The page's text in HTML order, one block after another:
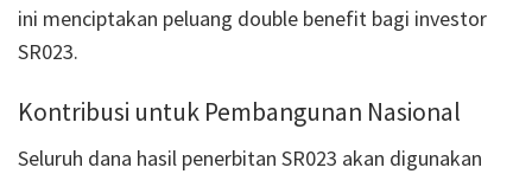
ini menciptakan peluang double benefit bagi investor
SR023.
Kontribusi untuk Pembangunan Nasional
Seluruh dana hasil penerbitan SR023 akan digunakan